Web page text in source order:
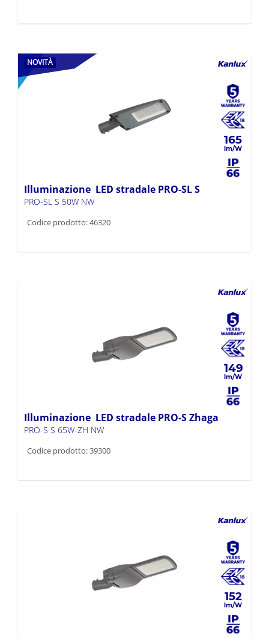
NOVITÀ
165
Illuminazione LED stradale PRO-SL S
PRO-SL S 50W NW
Codice prodotto: 46320
149
Illuminazione LED stradale PRO-S Zhaga
PRO-S S 65W-ZH NW
Codice prodotto: 39300
152